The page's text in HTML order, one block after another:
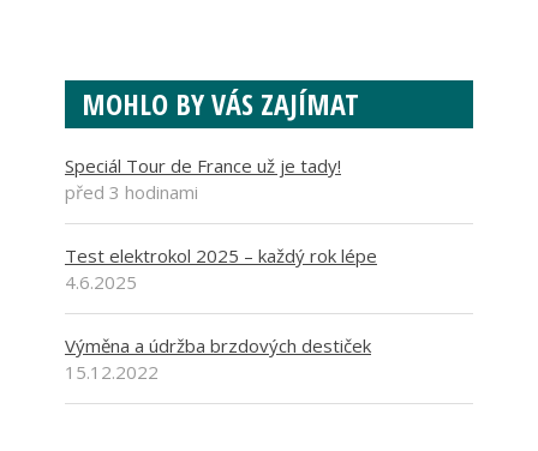
MOHLO BY VÁS ZAJÍMAT
Speciál Tour de France už je tady!
před 3 hodinami
Test elektrokol 2025 – každý rok lépe
4.6.2025
Výměna a údržba brzdových destiček
15.12.2022